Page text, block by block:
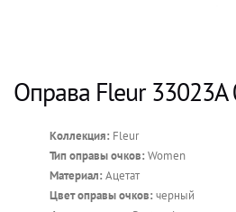
Оправа Fleur 33023A
Коллекция: Fleur
Тип оправы очков: Women
Материал: Ацетат
Цвет оправы очков: черный